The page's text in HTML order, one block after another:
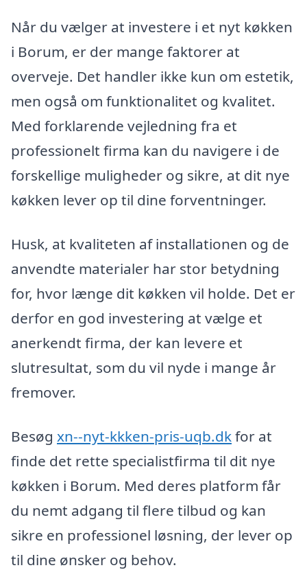
Når du vælger at investere i et nyt køkken
i Borum, er der mange faktorer at
overveje. Det handler ikke kun om estetik,
men også om funktionalitet og kvalitet.
Med forklarende vejledning fra et
professionelt firma kan du navigere i de
forskellige muligheder og sikre, at dit nye
køkken lever op til dine forventninger.
Husk, at kvaliteten af installationen og de
anvendte materialer har stor betydning
for, hvor længe dit køkken vil holde. Det er
derfor en god investering at vælge et
anerkendt firma, der kan levere et
slutresultat, som du vil nyde i mange år
fremover.
Besøg xn--nyt-kkken-pris-uqb.dkfor at
finde det rette specialistfirma til dit nye
køkken i Borum. Med deres platform får
du nemt adgang til flere tilbud og kan
sikre en professionel løsning, der lever op
til dine ønsker og behov.